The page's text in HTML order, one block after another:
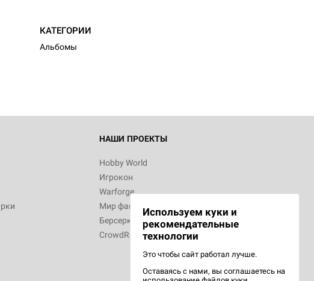
КАТЕГОРИИ
Альбомы
НАШИ ПРОЕКТЫ
Hobby World
Игрокон
Warforge
Мир фантастики
Берсерк
CrowdRepublic
Используем куки и
рекомендательные
технологии
Это чтобы сайт работал лучше.
Оставаясь с нами, вы соглашаетесь на
World Монстры
World Берсерк.